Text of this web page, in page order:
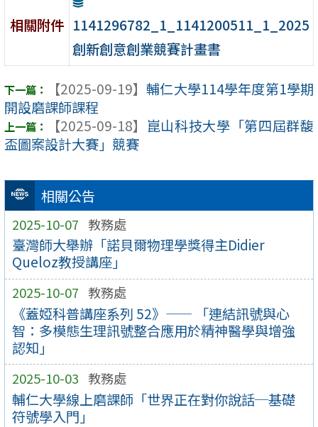
相關公告
2025-10-07 教務處
臺灣師大舉辦「諾貝爾物理學獎得主Didier
Queloz教授講座」
2025-10-07 教務處
《蓋婭科普講座系列 52》—— 「連結訊號與心
智：多模態生理訊號整合應用於精神醫學與增強
認知」
2025-10-03 教務處
輔仁大學線上磨課師「世界正在對你說話─基礎
符號學入門」
相關附件 1141296782_1_1141200511_1_2025
創新創意創業競賽計畫書
【2025-09-19】 輔仁大學114學年度第1學期
開設磨課師課程
【2025-09-18】 崑山科技大學「第四屆群馥
盃圖案設計大賽」競賽